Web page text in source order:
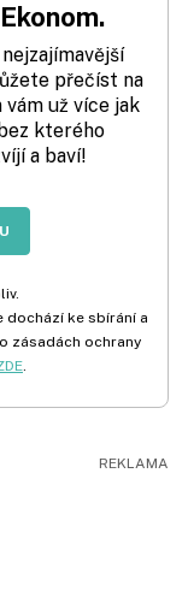
přečíst na
už více jak
kterého
a baví!
dochází ke sbírání a
zásadách ochrany
.